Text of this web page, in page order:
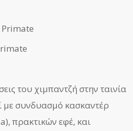
Primate
του χιμπαντζή στην ταινία
με συνδυασμό κασκαντέρ
πρακτικών εφέ, και